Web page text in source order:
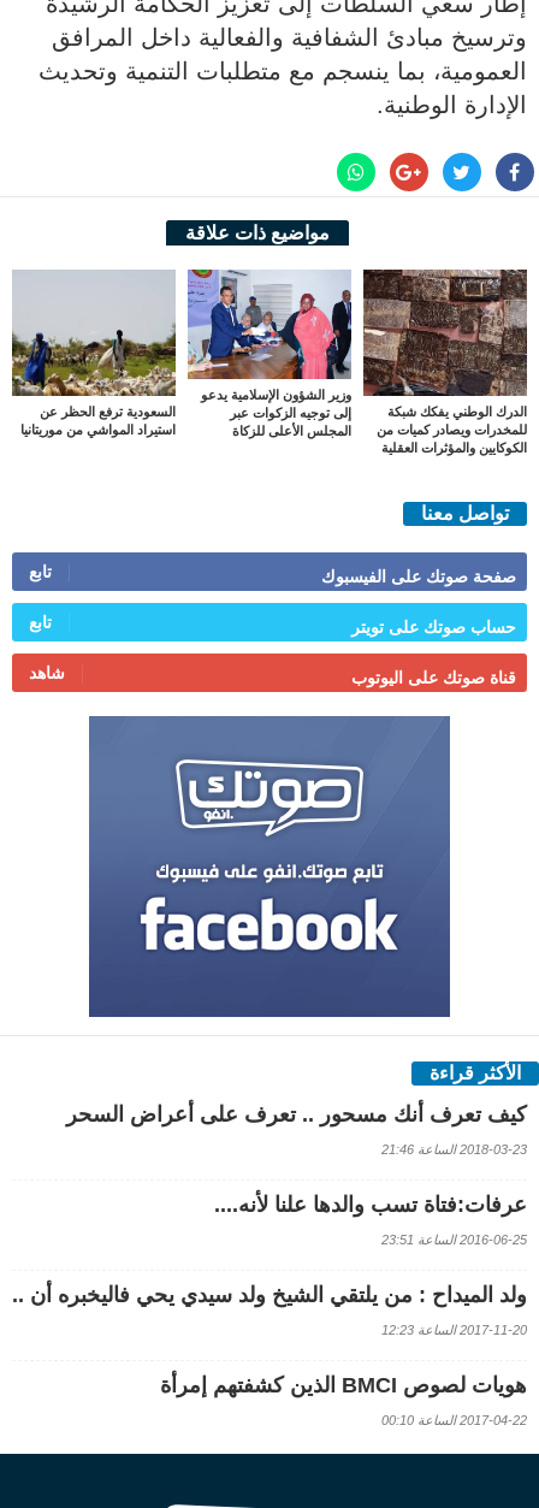
وترسيخ مبادئ الشفافية والفعالية داخل المرافق
العمومية، بما ينسجم مع متطلبات التنمية وتحديث
الإدارة الوطنية.
مواضيع ذات علاقة
الدرك الوطني يفكك شبكة
للمخدرات ويصادر كميات من
الكوكايين والمؤثرات العقلية
وزير الشؤون الإسلامية يدعو
إلى توجيه الزكوات عبر
المجلس الأعلى للزكاة
السعودية ترفع الحظر عن
استيراد المواشي من موريتانيا
تواصل معنا
صفحة صوتك على الفيسبوك تابع
حساب صوتك على تويتر تابع
قناة صوتك على اليوتوب شاهد
الأكثر قراءة
كيف تعرف أنك مسحور .. تعرف على أعراض السحر
2018-03-23 الساعة 21:46
عرفات:فتاة تسب والدها علنا لأنه....
2016-06-25 الساعة 23:51
ولد الميداح : من يلتقي الشيخ ولد سيدي يحي فاليخبره أن ..
2017-11-20 الساعة 12:23
هويات لصوص BMCI الذين كشفتهم إمرأة
2017-04-22 الساعة 00:10